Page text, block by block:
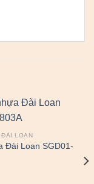
ĐÀI LOAN
Đài Loan SGD01-